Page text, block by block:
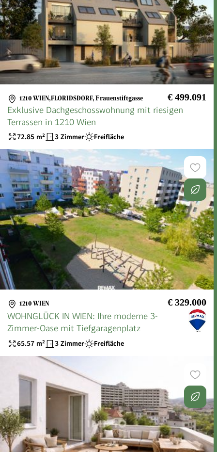
1210 WIEN,FLORIDSDORF, Frauenstiftgasse € 499.091
Exklusive Dachgeschosswohnung mit riesigen
Terrassen in 1210 Wien
72.85 m² 3 Zimmer Freifläche
1210 WIEN € 329.000
WOHNGLÜCK IN WIEN: Ihre moderne 3-
Zimmer-Oase mit Tiefgaragenplatz
65.57 m² 3 Zimmer Freifläche